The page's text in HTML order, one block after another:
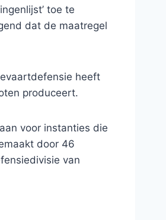
toe te
dat de maatregel
heeft
produceert.
voor instanties die
door 46
van